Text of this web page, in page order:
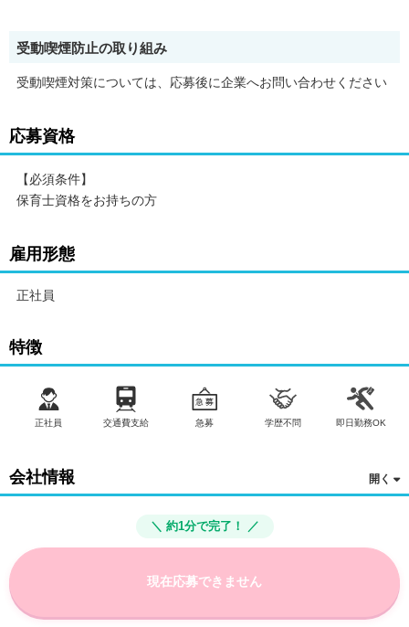
受動喫煙防止の取り組み
受動喫煙対策については、応募後に企業へお問い合わせください
応募資格
【必須条件】
保育士資格をお持ちの方
雇用形態
正社員
特徴
正社員 交通費支給 急募 学歴不問 即日勤務OK
会社情報
＼ 約1分で完了！ ／
現在応募できません